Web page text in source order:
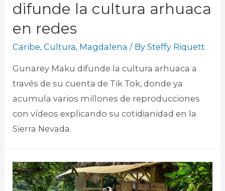
difunde la cultura arhuaca
en redes
Caribe,Cultura, Magdalena / BySteffy Riquett
Gunarey Maku difunde la cultura arhuaca a
través de su cuenta de Tik Tok, donde ya
acumula varios millones de reproducciones
con vídeos explicando su cotidianidad en la
Sierra Nevada.